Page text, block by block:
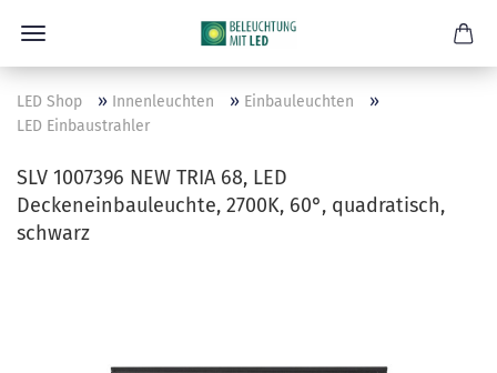
LED Shop » Innenleuchten » Einbauleuchten »
LED Einbaustrahler
SLV 1007396 NEW TRIA 68, LED
Deckeneinbauleuchte, 2700K, 60°, quadratisch,
schwarz